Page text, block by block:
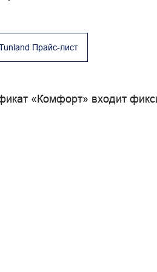
Прайс-лист
«Комфорт» входит